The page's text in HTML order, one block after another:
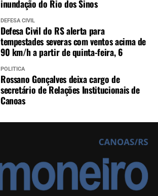
inundação do Rio dos Sinos
DEFESA CIVIL
Defesa Civil do RS alerta para
tempestades severas com ventos acima de
90 km/h a partir de quinta-feira, 6
POLÍTICA
Rossano Gonçalves deixa cargo de
secretário de Relações Institucionais de
Canoas